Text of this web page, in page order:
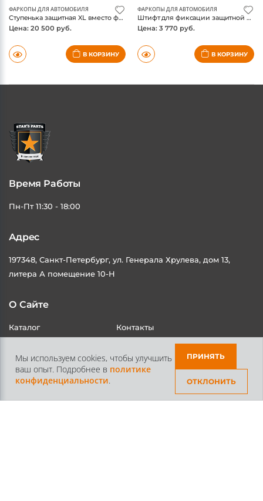
Мы используем cookies, чтобы улучшить
ваш опыт. Подробнее в политике
конфиденциальности.
ПРИНЯТЬ
ОТКЛОНИТЬ
ФАРКОПЫ ДЛЯ АВТОМОБИЛЯ
Ступенька защитная XL вместо фаркопа американского образца, Weathertech
Цена: 20 500 руб.
В КОРЗИНУ
ФАРКОПЫ ДЛЯ АВТОМОБИЛЯ
Штифт для фиксации защитной ступеньки Weathertech, нержавейка, с защитой от кражи
Цена: 3 770 руб.
В КОРЗИНУ
Время Работы
Пн-Пт 11:30 - 18:00
Адрес
197348, Санкт-Петербург, ул. Генерала Хрулева, дом 13,
литера А помещение 10-Н
О Сайте
Каталог
Контакты